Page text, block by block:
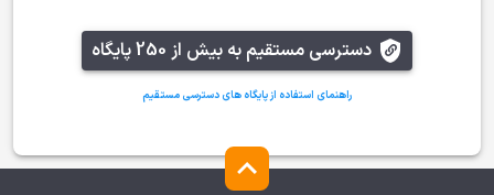
دسترسی مستقیم به بیش از 250 پایگاه
راهنمای استفاده از پایگاه های دسترسی مستقیم